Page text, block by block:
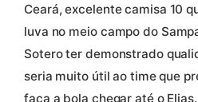
Ceará, excelente camisa 10
luva no meio campo do
Sotero ter demonstrado
seria muito útil ao time que
faça a bola chegar até o Elias.